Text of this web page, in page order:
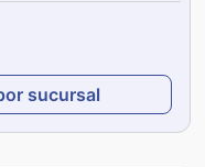
sucursal